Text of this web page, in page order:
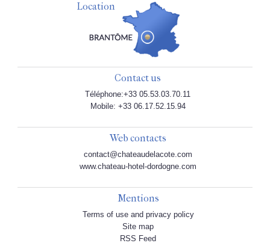
Location
Contact us
Téléphone:+33 05.53.03.70.11
Mobile: +33 06.17.52.15.94
Web contacts
contact@chateaudelacote.com
www.chateau-hotel-dordogne.com
Mentions
Terms of use and privacy policy
Site map
RSS Feed